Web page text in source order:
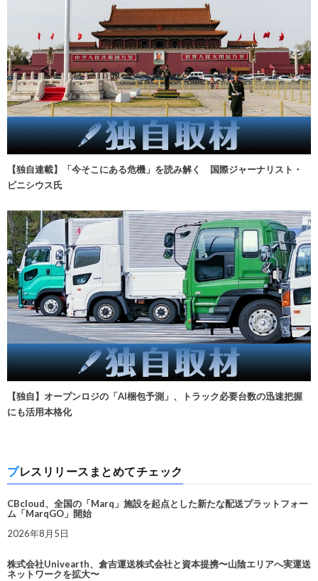
【独自連載】「今そこにある危機」を読み解く 国際ジャーナリスト・
ビニシウス氏
【独自】オープンロジの「AI梱包予測」、トラック必要台数の迅速把握
にも活用本格化
プレスリリースまとめてチェック
CBcloud、全国の「Marq」施設を起点とした新たな配送プラットフォー
ム「MarqGO」開始
2026年8月5日
株式会社Univearth、倉吉運送株式会社と資本提携〜山陰エリアへ実運送
ネットワークを拡大〜